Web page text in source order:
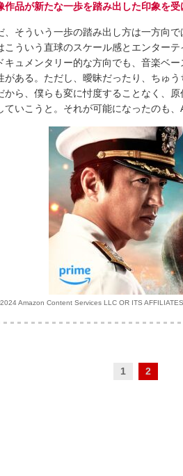
作品が新たな一歩を踏み出した印象を受
そういう一歩の踏み出し方は一方向で
こういう直球のスケール感とエンター
キュメンタリー的な方向でも、音楽ベ
がある。ただし、曖昧だったり、ちゅ
から、僕らも変に忖度することなく、
ていこうと。それが可能になったのも
Amazon Content Services LLC OR ITS
1 2